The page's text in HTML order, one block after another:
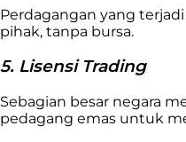
Perdagangan yang
pihak, tanpa bursa.
5. Lisensi Trading
Sebagian besar negara
pedagang emas untuk